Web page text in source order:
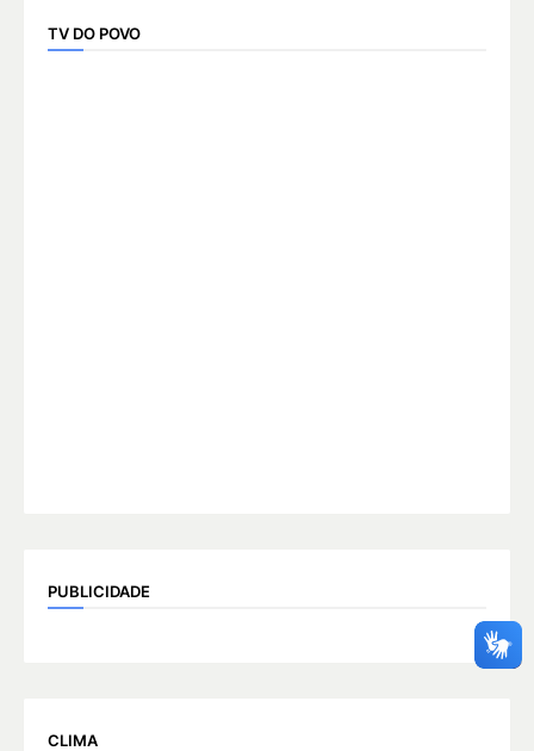
TV DO POVO
PUBLICIDADE
CLIMA